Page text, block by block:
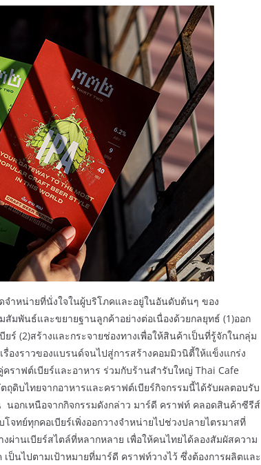
จำหน่ายที่นั่งใจในผู้บริโภคและอยู่ในอันดับต้นๆ ของ
สัมพันธ์และขยายฐานลูกค้าอย่างต่อเนื่องด้วยกลยุทธ์ (1)ออก
(2)สร้างและกระจายช่องทางเพื่อให้สินค้าเป็นที่รู้จักในกลุ่ม
องราวของแบรนด์จนไปสู่การสร้างคอมมิวนิตี้ให้แข็งแกร่ง
ราฟต์เบียร์และอาหาร ร่วมกับร้านสำรับใหญ่ Thai Cafe
ดิบไทยจากอาหารและคราฟต์เบียร์กิจกรรมนี้ได้รับผลตอบรับ
อกเหนือจากกิจกรรมดังกล่าว มาร์ดี คราฟท์ คลอดสินค้าซีรีส์
จทย์ทุกคอเบียร์เพิ่งออกวางจำหน่ายไปช่วงปลายไตรมาสที่
านเบียร์สไตล์ที่หลากหลาย เพื่อให้คนไทยได้ลองสัมผัสความ
นไปตามเป้าหมายที่มาร์ดี คราฟท์วางไว้ ซึ่งต้องการผลิตและ